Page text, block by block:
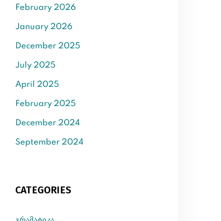
February 2026
January 2026
December 2025
July 2025
April 2025
February 2025
December 2024
September 2024
CATEGORIES